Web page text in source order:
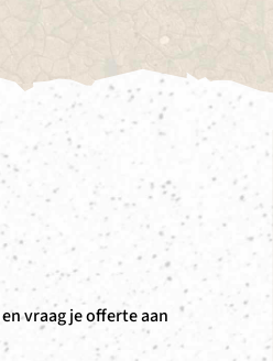
en vraag je offerte aan